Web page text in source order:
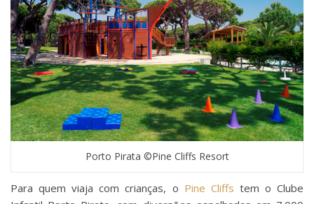
Porto Pirata ©Pine Cliffs Resort
Para quem viaja com crianças, o Pine Cliffs tem o Clube